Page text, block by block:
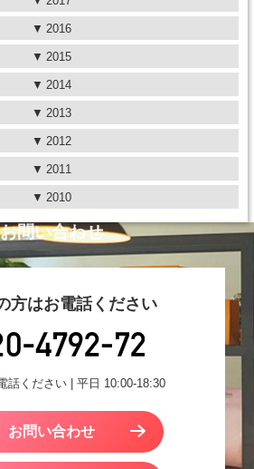
2016
2015
2014
2013
2012
2011
2010
お問い合わせ
方はお電話ください
話ください | 平日 10:00-18:30
お問い合わせ